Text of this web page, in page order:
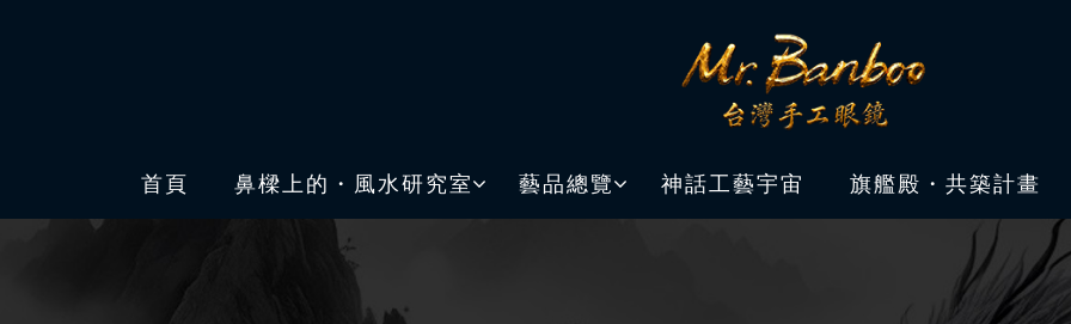
首頁 鼻樑上的・風水研究室 藝品總覽 神話工藝宇宙 旗艦殿・共築計畫